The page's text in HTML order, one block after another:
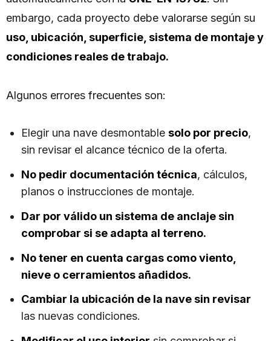
embargo, cada proyecto debe valorarse según su
uso, ubicación, superficie, sistema de montaje y
condiciones reales de trabajo.
Algunos errores frecuentes son:
Elegir una nave desmontable solo por precio,
sin revisar el alcance técnico de la oferta.
No pedir documentación técnica, cálculos,
planos o instrucciones de montaje.
Dar por válido un sistema de anclaje sin
comprobar si se adapta al terreno.
No tener en cuenta cargas como viento,
nieve o cerramientos añadidos.
Cambiar la ubicación de la nave sin revisar
las nuevas condiciones.